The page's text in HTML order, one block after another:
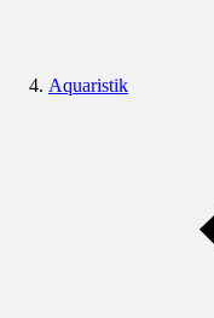
Aquaristik